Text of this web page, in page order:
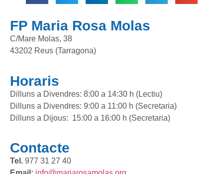
FP Maria Rosa Molas
C/Mare Molas, 38
43202 Reus (Tarragona)
Horaris
Dilluns a Divendres: 8:00 a 14:30 h (Lectiu)
Dilluns a Divendres: 9:00 a 11:00 h (Secretaria)
Dilluns a Dijous: 15:00 a 16:00 h (Secretaria)
Contacte
Tel. 977 31 27 40